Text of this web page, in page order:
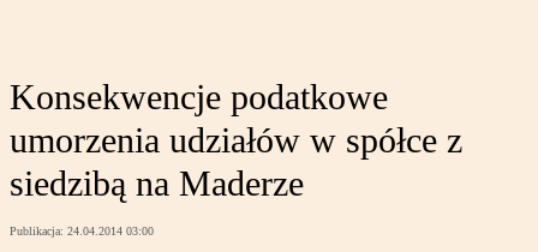
Konsekwencje podatkowe
umorzenia udziałów w spółce z
siedzibą na Maderze
Publikacja: 24.04.2014 03:00